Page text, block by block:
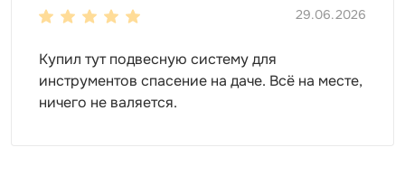
29.06.2026
Купил тут подвесную систему для
инструментов спасение на даче. Всё на месте,
ничего не валяется.